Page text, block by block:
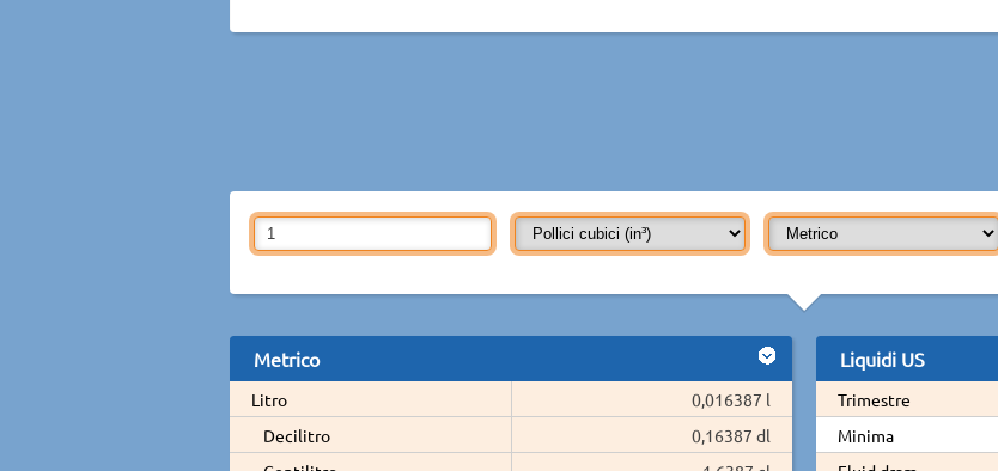
Metrico
Litro
0,016387 l
Decilitro
0,16387 dl
Liquidi US
Trimestre
Minima